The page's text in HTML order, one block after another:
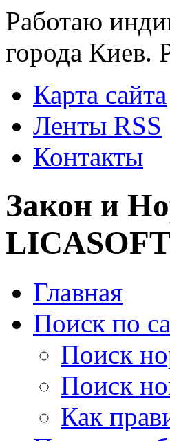
Работаю
города Киев.
Карта сайта
Ленты RSS
Контакты
Закон и
LICASOFT
Главная
Поиск по
Поиск
Поиск
Как